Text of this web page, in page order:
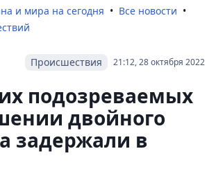
и мира на сегодня
Все новости
21:12, 28 октября 2022
Происшествия
подозреваемых
двойного
задержали в